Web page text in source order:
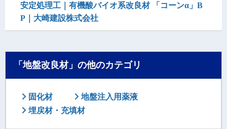
安定処理工｜有機酸バイオ系改良材 「コーンα」B
P｜大崎建設株式会社
「地盤改良材」の他のカテゴリ
固化材
地盤注入用薬液
埋戻材・充填材